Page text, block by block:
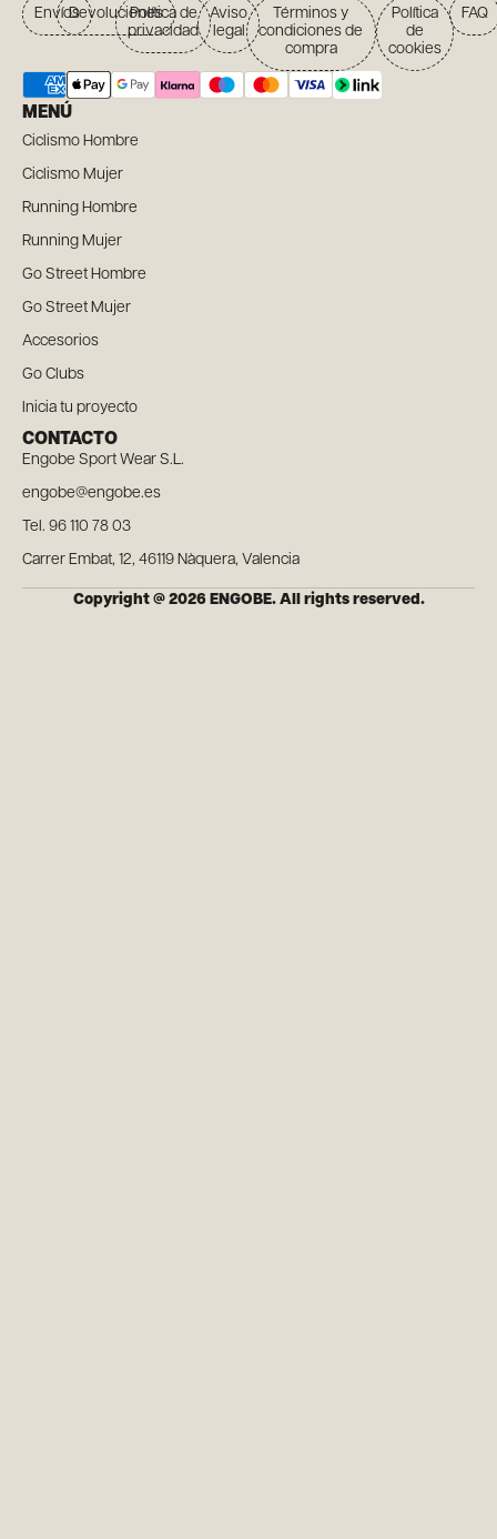
EnvíosDevolucionesPolítica de
privacidad
Aviso
legal
Términos y
condiciones de
compra
Política
de
cookies
FAQ
MENÚ
Ciclismo Hombre
Ciclismo Mujer
Running Hombre
Running Mujer
Go Street Hombre
Go Street Mujer
Accesorios
Go Clubs
Inicia tu proyecto
CONTACTO
Engobe Sport Wear S.L.
engobe@engobe.es
Tel. 96 110 78 03
Carrer Embat, 12, 46119 Nàquera, Valencia
Copyright @ 2026 ENGOBE. All rights reserved.